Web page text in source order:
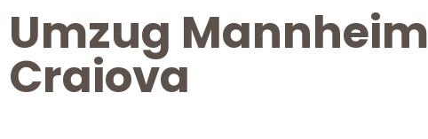
Umzug Mannheim
Craiova